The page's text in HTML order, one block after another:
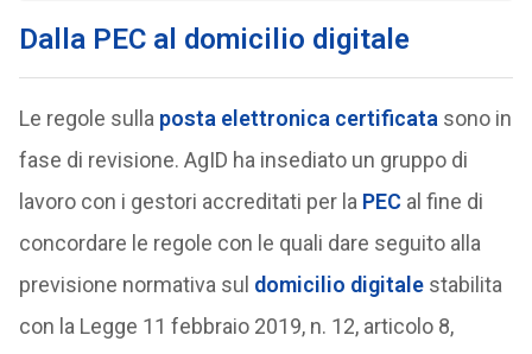
Dalla PEC al domicilio digitale
Le regole sulla posta elettronica certificata sono in
fase di revisione. AgID ha insediato un gruppo di
lavoro con i gestori accreditati per la PEC al fine di
concordare le regole con le quali dare seguito alla
previsione normativa sul domicilio digitalestabilita
con la Legge 11 febbraio 2019, n. 12, articolo 8,